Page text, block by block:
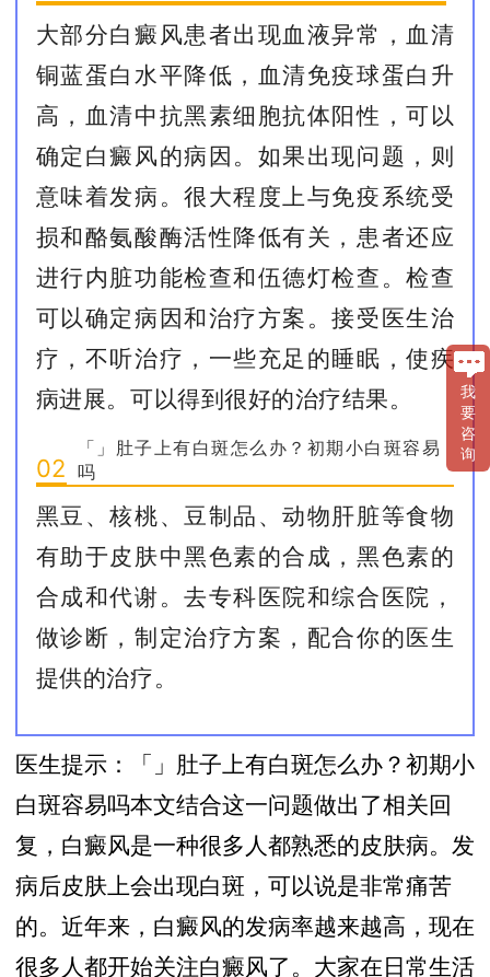
大部分白癜风患者出现血液异常，血清
铜蓝蛋白水平降低，血清免疫球蛋白升
高，血清中抗黑素细胞抗体阳性，可以
确定白癜风的病因。如果出现问题，则
意味着发病。很大程度上与免疫系统受
损和酪氨酸酶活性降低有关，患者还应
进行内脏功能检查和伍德灯检查。检查
可以确定病因和治疗方案。接受医生治
疗，不听治疗，一些充足的睡眠，使疾
病进展。可以得到很好的治疗结果。
02
「」肚子上有白斑怎么办？初期小白斑容易
吗
黑豆、核桃、豆制品、动物肝脏等食物
有助于皮肤中黑色素的合成，黑色素的
合成和代谢。去专科医院和综合医院，
做诊断，制定治疗方案，配合你的医生
提供的治疗。
医生提示：「」肚子上有白斑怎么办？初期小
白斑容易吗本文结合这一问题做出了相关回
复，白癜风是一种很多人都熟悉的皮肤病。发
病后皮肤上会出现白斑，可以说是非常痛苦
的。近年来，白癜风的发病率越来越高，现在
很多人都开始关注白癜风了。大家在日常生活
我
要
咨
询